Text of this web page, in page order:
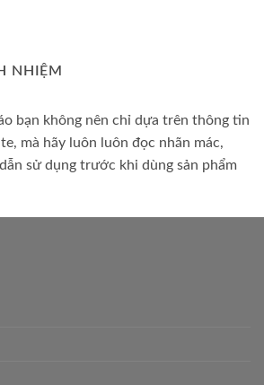
NHIỆM
bạn không nên chỉ dựa trên thông tin
mà hãy luôn luôn đọc nhãn mác,
sử dụng trước khi dùng sản phẩm